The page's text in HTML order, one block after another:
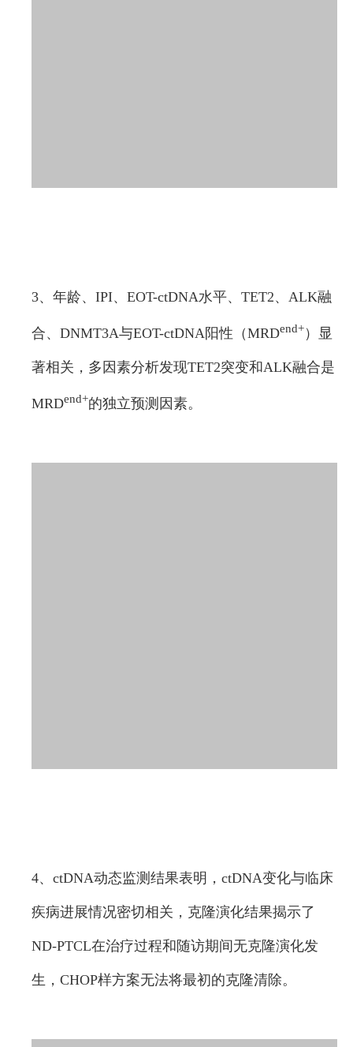
3、年龄、IPI、EOT-ctDNA水平、TET2、ALK融
合、DNMT3A与EOT-ctDNA阳性（MRDend+）显
著相关，多因素分析发现TET2突变和ALK融合是
MRDend+的独立预测因素。
4、ctDNA动态监测结果表明，ctDNA变化与临床
疾病进展情况密切相关，克隆演化结果揭示了
ND-PTCL在治疗过程和随访期间无克隆演化发
生，CHOP样方案无法将最初的克隆清除。